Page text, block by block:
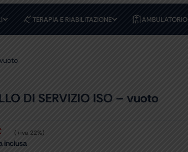
TERAPIA E RIABILITAZIONE AMBULATORIO
DI SERVIZIO ISO – vuoto
(+iva 22%)
inclusa